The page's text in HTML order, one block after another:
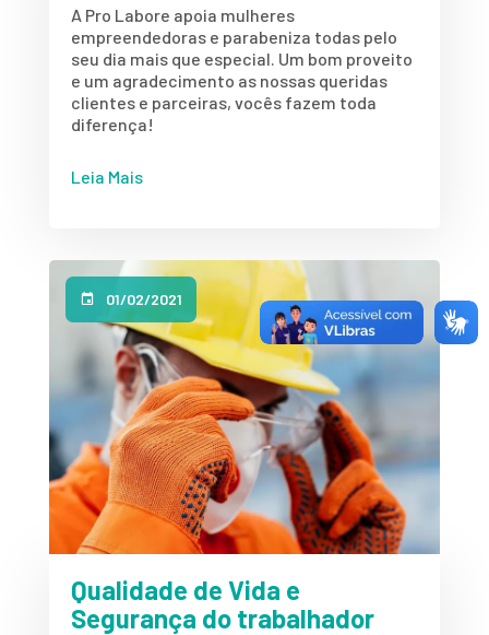
A Pro Labore apoia mulheres
empreendedoras e parabeniza todas pelo
seu dia mais que especial. Um bom proveito
e um agradecimento as nossas queridas
clientes e parceiras, vocês fazem toda
diferença!
Leia Mais
01/02/2021
Qualidade de Vida e
Segurança do trabalhador